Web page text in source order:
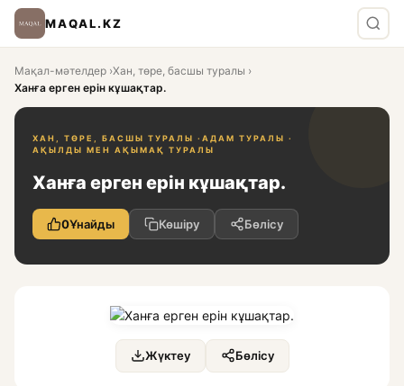
MAQAL.KZ
Мақал-мәтелдер ›Хан, төре, басшы туралы ›
Ханға ерген ерін кұшақтар.
ХАН, ТӨРЕ, БАСШЫ ТУРАЛЫ · АДАМ ТУРАЛЫ ·
АҚЫЛДЫ МЕН АҚЫМАҚ ТУРАЛЫ
Ханға ерген ерін кұшақтар.
0Ұнайды Көшіру Бөлісу
Жүктеу Бөлісу